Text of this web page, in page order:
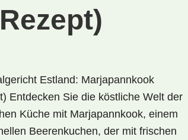
Estland: Marjapannkook
Entdecken Sie die köstliche Welt der
Küche mit Marjapannkook, einem
Beerenkuchen, der mit frischen